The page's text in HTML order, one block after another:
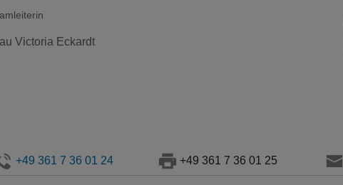
Victoria Eckardt
+49 361 7 36 01 24 +49 361 7 36 01 25